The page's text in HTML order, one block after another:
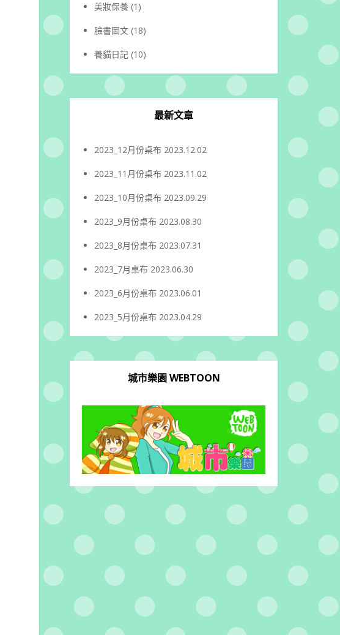
美妝保養 (1)
臉書圖文 (18)
養貓日記 (10)
最新文章
2023_12月份桌布 2023.12.02
2023_11月份桌布 2023.11.02
2023_10月份桌布 2023.09.29
2023_9月份桌布 2023.08.30
2023_8月份桌布 2023.07.31
2023_7月桌布 2023.06.30
2023_6月份桌布 2023.06.01
2023_5月份桌布 2023.04.29
城市樂園 WEBTOON